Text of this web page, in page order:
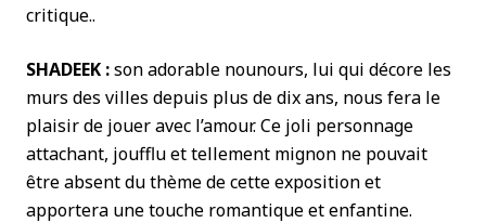
critique..
SHADEEK :son adorable nounours, lui qui décore les
murs des villes depuis plus de dix ans, nous fera le
plaisir de jouer avec l’amour. Ce joli personnage
attachant, joufflu et tellement mignon ne pouvait
être absent du thème de cette exposition et
apportera une touche romantique et enfantine.